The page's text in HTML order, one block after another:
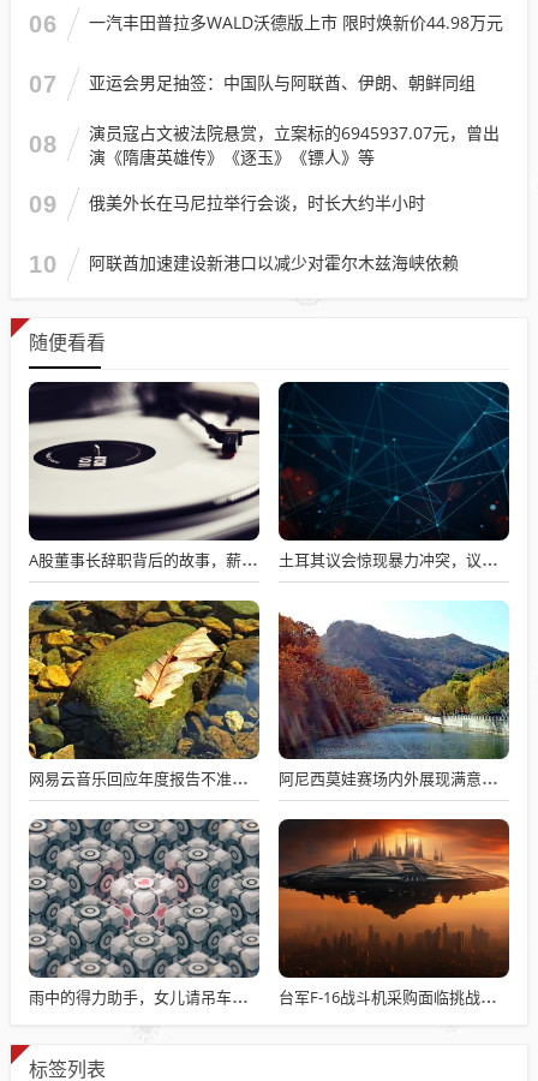
06 一汽丰田普拉多WALD沃德版上市 限时焕新价44.98万元
07 亚运会男足抽签：中国队与阿联酋、伊朗、朝鲜同组
08
演员寇占文被法院悬赏，立案标的6945937.07元，曾出
演《隋唐英雄传》《逐玉》《镖人》等
09 俄美外长在马尼拉举行会谈，时长大约半小时
10 阿联酋加速建设新港口以减少对霍尔木兹海峡依赖
随便看看
A股董事长辞职背后的故事，薪资不满意引发争议 土耳其议会惊现暴力冲突，议员互撕引发全球瞩目
网易云音乐回应年度报告不准争议，数据与情感对接的精准之道 阿尼西莫娃赛场内外展现满意与期待，自信闪耀全场
雨中的得力助手，女儿请吊车助父母快速收玉米 台军F-16战斗机采购面临挑战与困境
标签列表